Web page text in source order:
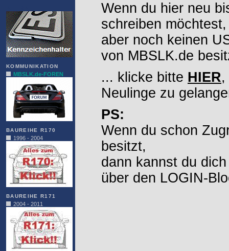
KOMMUNIKATION
MBSLK.de-FOREN
BAUREIHE R170
1996 - 2004
BAUREIHE R171
2004 - 2011
Wenn du hier neu
schreiben möchtest,
aber noch keinen
von MBSLK.de
... klicke bitte HIER,
Neulinge zu
PS:
Wenn du schon
besitzt,
dann kannst du
über den LOGIN-